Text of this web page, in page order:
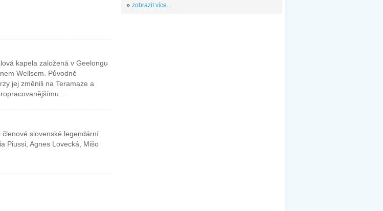
kapela založená v Geelongu
Wellsem. Původně
jej změnili na Teramaze a
slovenské legendární
Piussi, Agnes Lovecká, Mišo
» zobrazit více...